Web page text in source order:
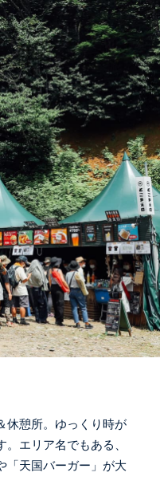
休憩所。ゆっくり時が
エリア名でもある、
「天国バーガー」が大